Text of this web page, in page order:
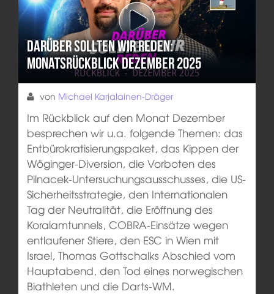
Darüber sollten wir reden:
Monatsrückblick Dezember 2025
von Michael Karjalainen-Dräger
Im Rückblick auf den Monat Dezember
besprechen wir u.a. folgende Themen: das
Entbürokratisierungspaket, das Kippen der
Wöginger-Diversion, die Vorboten des
Pilnacek-Untersuchungsausschusses, die US-
Sicherheitsstrategie, den Internationalen
Tag der Neutralität, die Eröffnung des
Koralamtunnels, COBRA-Einsätze wegen
entlaufener Stiere, den ESC in Wien mit
Israel, Thomas Gottschalks Abschied vom
Hauptabend, den Tod eines norwegischen
Biathleten und die Darts-WM.